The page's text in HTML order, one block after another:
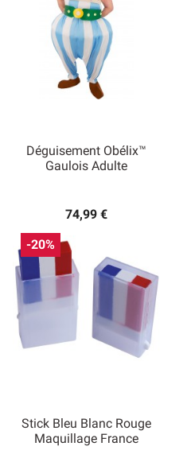
Déguisement Obélix™
Gaulois Adulte
74,99 €
Stick Bleu Blanc Rouge
Maquillage France
-20%